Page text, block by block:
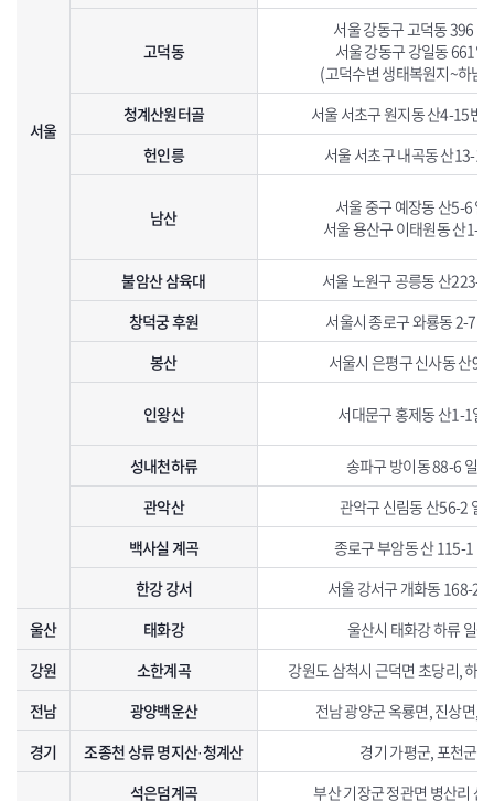
서울
고덕동
서울 강동구 고덕동 396 일
서울 강동구 강일동 661일
(고덕수변 생태복원지~하남
청계산원터골
서울 서초구 원지동 산4-15번
헌인릉
서울 서초구 내곡동 산13-1
남산
서울 중구 예장동 산5-6 일
서울 용산구 이태원동 산1-5
불암산 삼육대
서울 노원구 공릉동 산223-1
창덕궁 후원
서울시 종로구 와룡동 2-71
봉산
서울시 은평구 신사동 산
인왕산 서대문구 홍제동 산1-1일
성내천하류
송파구 방이동 88-6 일대
관악산
관악구 신림동 산56-2 일
백사실 계곡
종로구 부암동 산 115-1 일
한강 강서
서울 강서구 개화동 168-2
울산
태화강
울산시 태화강 하류 일원
강원
소한계곡
강원도 삼척시 근덕면 초당리, 하
전남
광양백운산
전남 광양군 옥룡면, 진상면,
경기
조종천 상류 명지산·청계산
경기 가평군, 포천군
석은덤계곡
부산 기장군 정관면 병산리 산